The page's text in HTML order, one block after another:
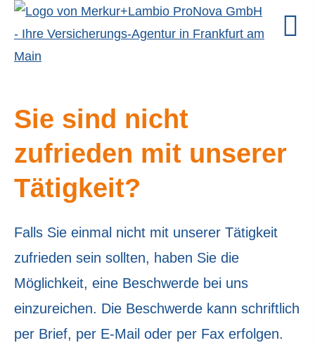
Sie sind nicht
zufrieden mit unserer
Tätigkeit?
Falls Sie einmal nicht mit unserer Tätigkeit
zufrieden sein sollten, haben Sie die
Möglichkeit, eine Beschwerde bei uns
einzureichen. Die Beschwerde kann schriftlich
per Brief, per E-Mail oder per Fax erfolgen.